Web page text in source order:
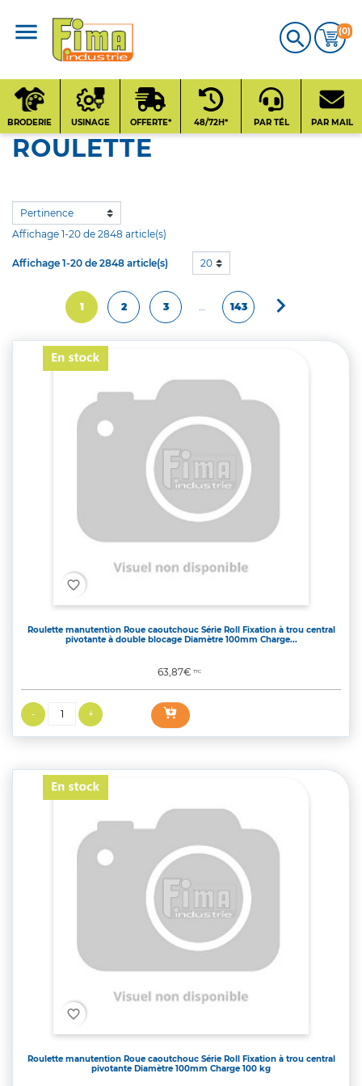
 (0)
CATALOGUE
PRODUITS
Nos fournisseurs
BRODERIE USINAGE OFFERTE* 48/72H* PAR TÉL PAR MAIL
ROULETTE
Affichage 1-20 de 2848 article(s)
Affichage 1-20 de 2848 article(s) 20
1 2 3 … 143 Suivant

favorite_border
Roulette manutention Roue caoutchouc Série Roll Fixation à trou central
pivotante à double blocage Diamètre 100mm Charge...
Prix
63,87€TTC
favorite_border
Roulette manutention Roue caoutchouc Série Roll Fixation à trou central
pivotante Diamètre 100mm Charge 100 kg